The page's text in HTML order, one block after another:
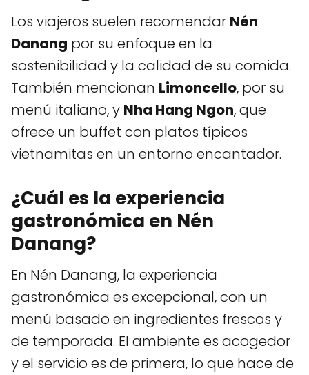
Los viajeros suelen recomendar Nén
Danang por su enfoque en la
sostenibilidad y la calidad de su comida.
También mencionan Limoncello, por su
menú italiano, y Nha Hang Ngon, que
ofrece un buffet con platos típicos
vietnamitas en un entorno encantador.
¿Cuál es la experiencia
gastronómica en Nén
Danang?
En Nén Danang, la experiencia
gastronómica es excepcional, con un
menú basado en ingredientes frescos y
de temporada. El ambiente es acogedor
y el servicio es de primera, lo que hace de